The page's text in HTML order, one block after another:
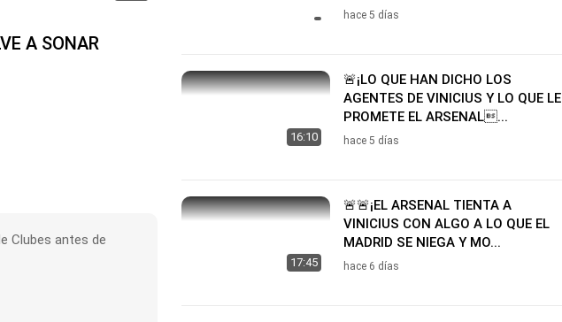
A SONAR
Clubes antes de
hace 5 días
16:10
🚨¡LO QUE HAN DICHO LOS
AGENTES DE VINICIUS Y LO QUE LE
PROMETE EL ARSENAL...
hace 5 días
17:45
🚨🚨¡EL ARSENAL TIENTA A
VINICIUS CON ALGO A LO QUE EL
MADRID SE NIEGA Y MO...
hace 6 días